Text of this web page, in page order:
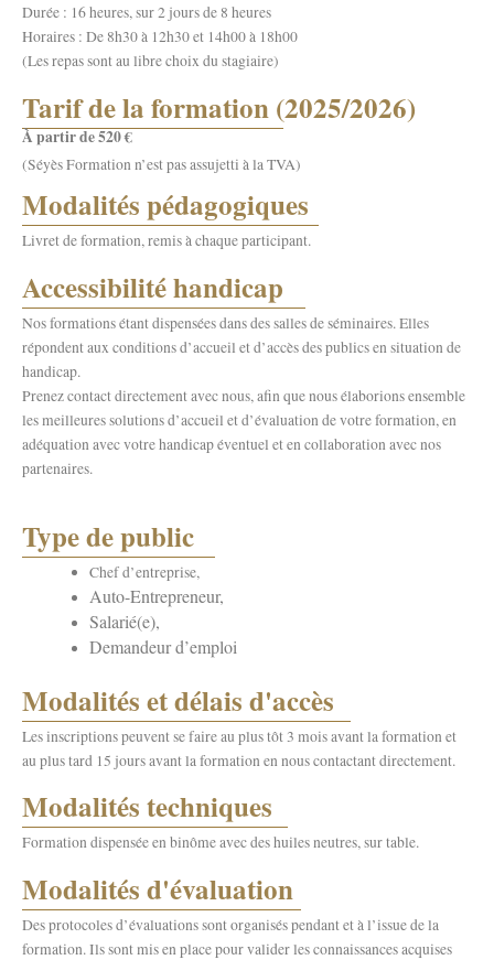
Durée : 16 heures, sur 2 jours de 8 heures
Horaires : De 8h30 à 12h30 et 14h00 à 18h00
(Les repas sont au libre choix du stagiaire)
Tarif de la formation (2025/2026)
À partir de 520 €
(Séyès Formation n’est pas assujetti à la TVA)
Modalités pédagogiques
Livret de formation, remis à chaque participant.
Accessibilité handicap
Nos formations étant dispensées dans des salles de séminaires. Elles
répondent aux conditions d’accueil et d’accès des publics en situation de
handicap.
Prenez contact directement avec nous, afin que nous élaborions ensemble
les meilleures solutions d’accueil et d’évaluation de votre formation, en
adéquation avec votre handicap éventuel et en collaboration avec nos
partenaires.
Type de public
Chef d’entreprise,
Auto-Entrepreneur,
Salarié(e),
Demandeur d’emploi
Modalités et délais d'accès
Les inscriptions peuvent se faire au plus tôt 3 mois avant la formation et
au plus tard 15 jours avant la formation en nous contactant directement.
Modalités techniques
Formation dispensée en binôme avec des huiles neutres, sur table.
Modalités d'évaluation
Des protocoles d’évaluations sont organisés pendant et à l’issue de la
formation. Ils sont mis en place pour valider les connaissances acquises